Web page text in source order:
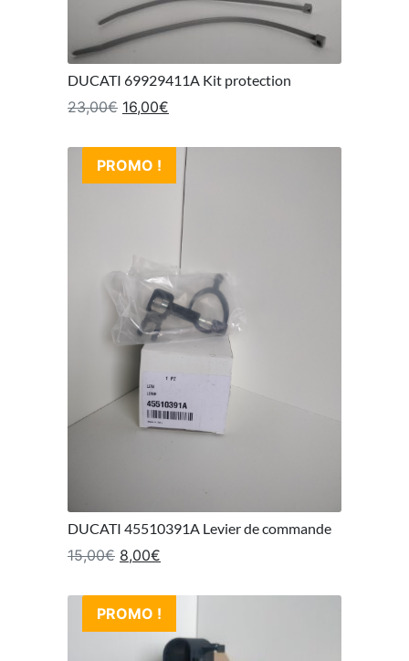
DUCATI 69929411A Kit protection
23,00€ Le prix initial était : 23,00€.
16,00€
PROMO !
DUCATI 45510391A Levier de commande
15,00€ Le prix initial était : 15,00€.
8,00€
PROMO !